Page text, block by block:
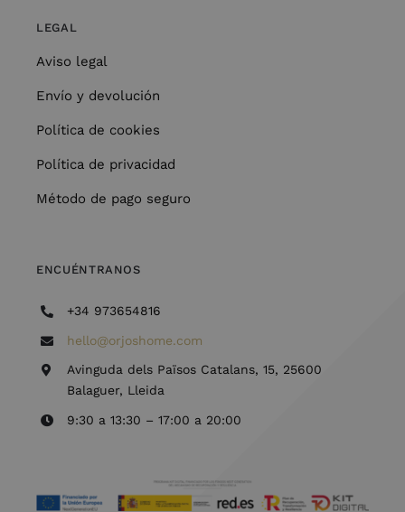
LEGAL
Aviso legal
Envío y devolución
Política de cookies
Política de privacidad
Método de pago seguro
ENCUÉNTRANOS
+34 973654816
hello@orjoshome.com
Avinguda dels Països Catalans, 15, 25600
Balaguer, Lleida
9:30 a 13:30 – 17:00 a 20:00